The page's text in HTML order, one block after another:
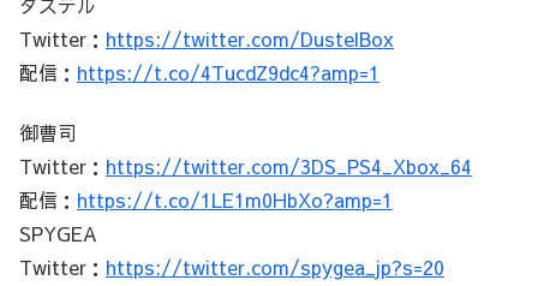
Twitter： https://twitter.com/DustelBox
配信： https://t.co/4TucdZ9dc4?amp=1
御曹司
Twitter： https://twitter.com/3DS_PS4_Xbox_64
配信： https://t.co/1LE1m0HbXo?amp=1
SPYGEA
Twitter： https://twitter.com/spygea_jp?s=20